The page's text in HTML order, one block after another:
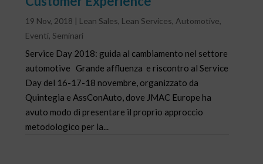
19 Nov, 2018 | Lean Sales, Lean Services, Automotive,
Eventi, Seminari
Service Day 2018: guida al cambiamento nel settore
automotive Grande affluenza e riscontro al Service
Day del 16-17-18 novembre, organizzato da
Quintegia e AssConAuto, dove JMAC Europe ha
avuto modo di presentare il proprio approccio
metodologico per la...